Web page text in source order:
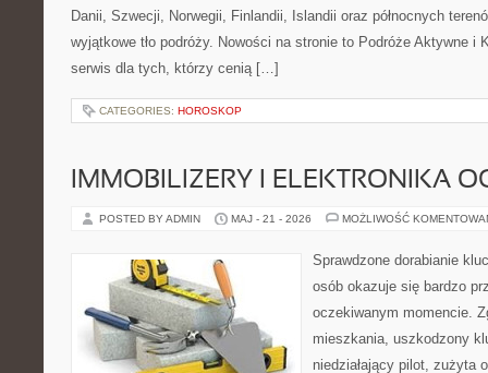
Danii, Szwecji, Norwegii, Finlandii, Islandii oraz północnych
wyjątkowe tło podróży. Nowości na stronie to Podróże Aktywne i
serwis dla tych, którzy cenią […]
CATEGORIES: HOROSKOP
IMMOBILIZERY I ELEKTRONIKA
POSTED BY ADMIN MAJ - 21 - 2026 MOŻLIWOŚĆ
Sprawdzone dorabianie
osób okazuje się bardzo
oczekiwanym momencie.
mieszkania, uszkodzony
niedziałający pilot, zużyta